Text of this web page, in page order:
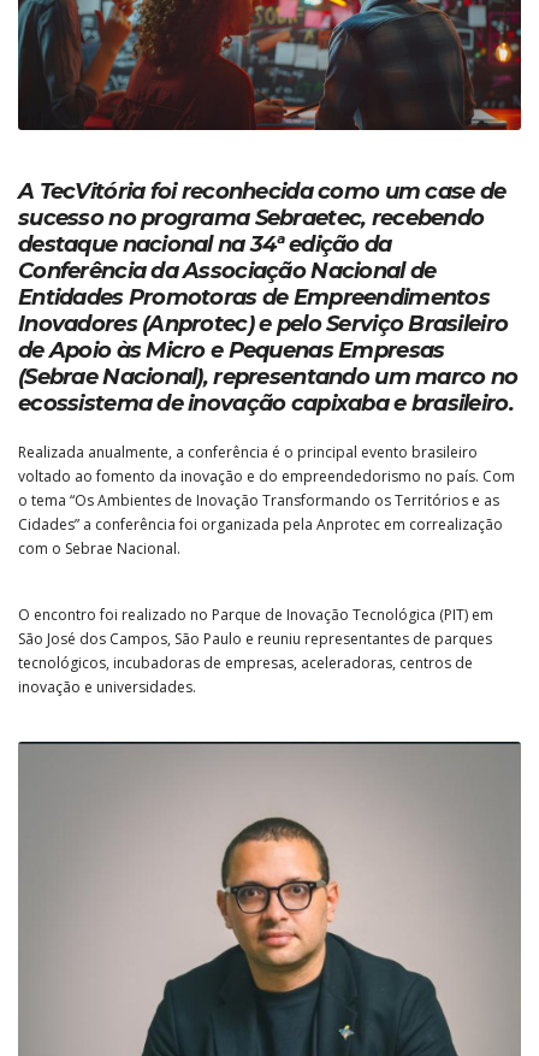
A TecVitória foi reconhecida como um case de
sucesso no programa Sebraetec, recebendo
destaque nacional na 34ª edição da
Conferência da Associação Nacional de
Entidades Promotoras de Empreendimentos
Inovadores (Anprotec) e pelo Serviço Brasileiro
de Apoio às Micro e Pequenas Empresas
(Sebrae Nacional), representando um marco no
ecossistema de inovação capixaba e brasileiro.
Realizada anualmente, a conferência é o principal evento brasileiro
voltado ao fomento da inovação e do empreendedorismo no país. Com
o tema “Os Ambientes de Inovação Transformando os Territórios e as
Cidades” a conferência foi organizada pela Anprotec em correalização
com o Sebrae Nacional.
O encontro foi realizado no Parque de Inovação Tecnológica (PIT) em
São José dos Campos, São Paulo e reuniu representantes de parques
tecnológicos, incubadoras de empresas, aceleradoras, centros de
inovação e universidades.